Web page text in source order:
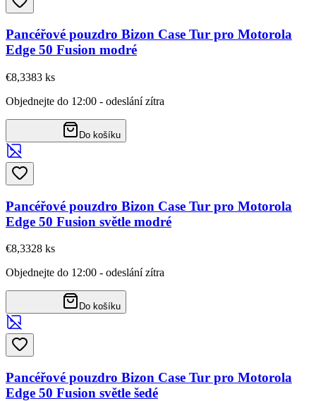
Pancéřové pouzdro Bizon Case Tur pro Motorola
Edge 50 Fusion modré
€8,3383 ks
Objednejte do 12:00 - odeslání zítra
Do košíku
Pancéřové pouzdro Bizon Case Tur pro Motorola
Edge 50 Fusion světle modré
€8,3328 ks
Objednejte do 12:00 - odeslání zítra
Do košíku
Pancéřové pouzdro Bizon Case Tur pro Motorola
Edge 50 Fusion světle šedé